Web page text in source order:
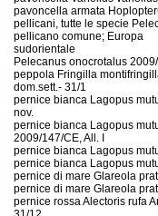
pavoncella armata
pellicani, tutte le specie
pellicano comune; Europa
sudorientale
Pelecanus onocrotalus 2009/
peppola Fringilla
dom.sett.- 31/1
pernice bianca Lagopus
nov.
pernice bianca Lagopus
2009/147/CE, All. I
pernice bianca Lagopus
pernice bianca Lagopus
pernice di mare Glareola
pernice di mare Glareola
pernice rossa Alectoris rufa